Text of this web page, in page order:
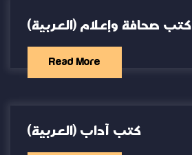
(العربية) كتب صحافة وإعلام
Read More
(العربية) كتب آداب